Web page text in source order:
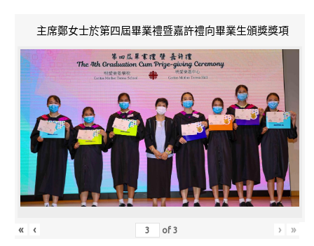
主席鄭女士於第四屆畢業禮暨嘉許禮向畢業生頒獎獎項
« ‹ of3 › »